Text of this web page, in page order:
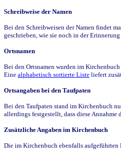
Schreibweise der Namen
Bei den Schreibweisen der Namen findet
geschrieben, wie sie noch in der
Ortsnamen
Bei den Ortsnamen wurden im
Eine alphabetisch sortierte Liste liefert
Ortsangaben bei den Taufpaten
Bei den Taufpaten stand im Kirchenbuch
allerdings festgestellt, dass diese
Zusätzliche Angaben im Kirchenbuch
Die im Kirchenbuch ebenfalls aufgeführten